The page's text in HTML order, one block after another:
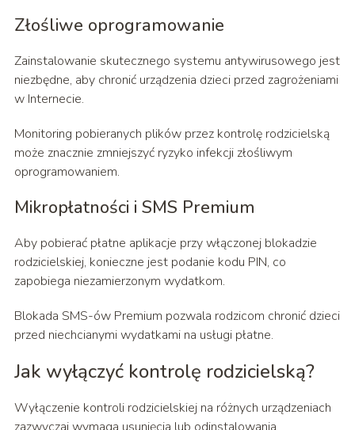
Złośliwe oprogramowanie
Zainstalowanie skutecznego systemu antywirusowego jest
niezbędne, aby chronić urządzenia dzieci przed zagrożeniami
w Internecie.
Monitoring pobieranych plików przez kontrolę rodzicielską
może znacznie zmniejszyć ryzyko infekcji złośliwym
oprogramowaniem.
Mikropłatności i SMS Premium
Aby pobierać płatne aplikacje przy włączonej blokadzie
rodzicielskiej, konieczne jest podanie kodu PIN, co
zapobiega niezamierzonym wydatkom.
Blokada SMS-ów Premium pozwala rodzicom chronić dzieci
przed niechcianymi wydatkami na usługi płatne.
Jak wyłączyć kontrolę rodzicielską?
Wyłączenie kontroli rodzicielskiej na różnych urządzeniach